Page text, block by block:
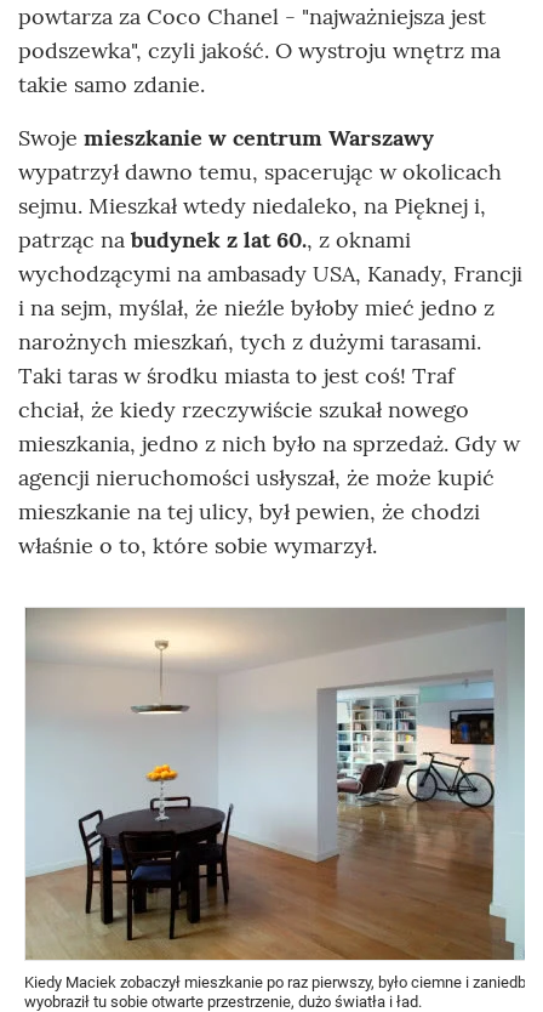
powtarza za Coco Chanel - "najważniejsza jest
podszewka", czyli jakość. O wystroju wnętrz ma
takie samo zdanie.
Swoje mieszkanie w centrum Warszawy
wypatrzył dawno temu, spacerując w okolicach
sejmu. Mieszkał wtedy niedaleko, na Pięknej i,
patrząc na budynek z lat 60., z oknami
wychodzącymi na ambasady USA, Kanady, Francji
i na sejm, myślał, że nieźle byłoby mieć jedno z
narożnych mieszkań, tych z dużymi tarasami.
Taki taras w środku miasta to jest coś! Traf
chciał, że kiedy rzeczywiście szukał nowego
mieszkania, jedno z nich było na sprzedaż. Gdy w
agencji nieruchomości usłyszał, że może kupić
mieszkanie na tej ulicy, był pewien, że chodzi
właśnie o to, które sobie wymarzył.
Kiedy Maciek zobaczył mieszkanie po raz pierwszy, było ciemne i
wyobraził tu sobie otwarte przestrzenie, dużo światła i ład.